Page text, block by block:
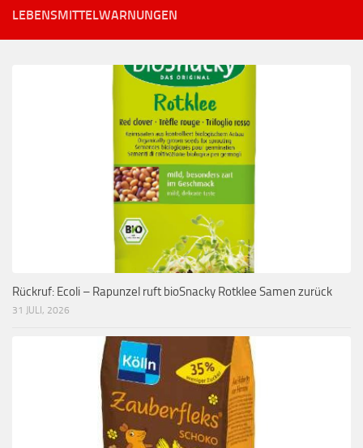
LEBENSMITTELWARNUNGEN
Rückruf: Ecoli – Rapunzel ruft bioSnacky Rotklee Samen zurück
31 JULI, 2026